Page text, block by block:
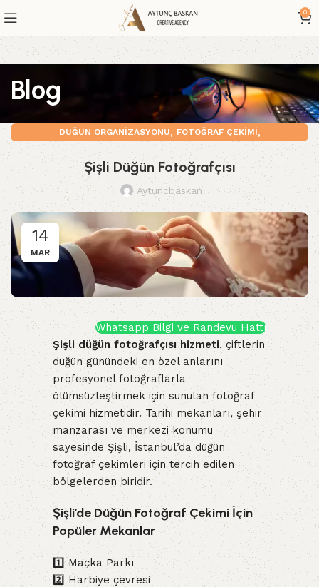
0
Blog
DÜĞÜN ORGANIZASYONU, FOTOĞRAF ÇEKIMI,
GELIN DAMAT DIŞ ÇEKIM, GÖRSEL MEDYA
Şişli Düğün Fotoğrafçısı
Aytuncbaskan
14
MAR
Whatsapp Bilgi ve Randevu Hattı
Şişli düğün fotoğrafçısı hizmeti, çiftlerin
düğün günündeki en özel anlarını
profesyonel fotoğraflarla
ölümsüzleştirmek için sunulan fotoğraf
çekimi hizmetidir. Tarihi mekanları, şehir
manzarası ve merkezi konumu
sayesinde Şişli, İstanbul’da düğün
fotoğraf çekimleri için tercih edilen
bölgelerden biridir.
Şişli’de Düğün Fotoğraf Çekimi İçin
Popüler Mekanlar
1️⃣ Maçka Parkı
2️⃣ Harbiye çevresi